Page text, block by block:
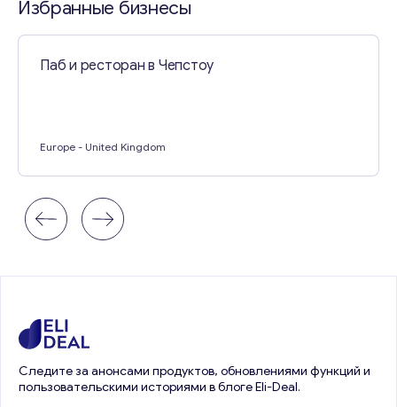
Избранные бизнесы
Паб и ресторан в Чепстоу
Europe - United Kingdom
Следите за анонсами продуктов, обновлениями функций и
пользовательскими историями в блоге Eli-Deal.